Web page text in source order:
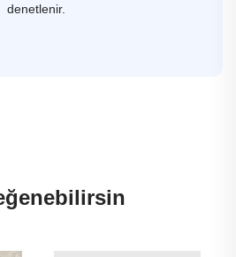
denetlenir.